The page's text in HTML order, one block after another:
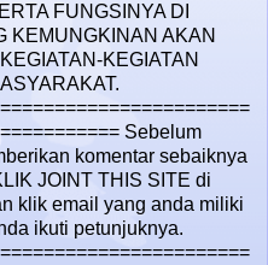
FUNGSINYA DI
KEMUNGKINAN AKAN
KEGIATAN
Sebelum
komentar sebaiknya
JOINT THIS SITE di
klik email yang anda miliki
ikuti petunjuknya.